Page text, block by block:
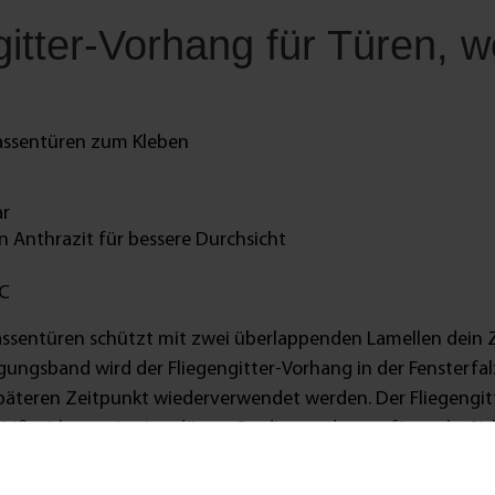
Vorhang für Türen,
zum Kleben
Anthrazit für bessere Durchsicht
schützt mit zwei überlappenden Lamellen dein
wird der Fliegengitter-Vorhang in der
Zeitpunkt wiederverwendet werden. Der
wirkt es wie eine dünne Gardine und sorgt für mehr